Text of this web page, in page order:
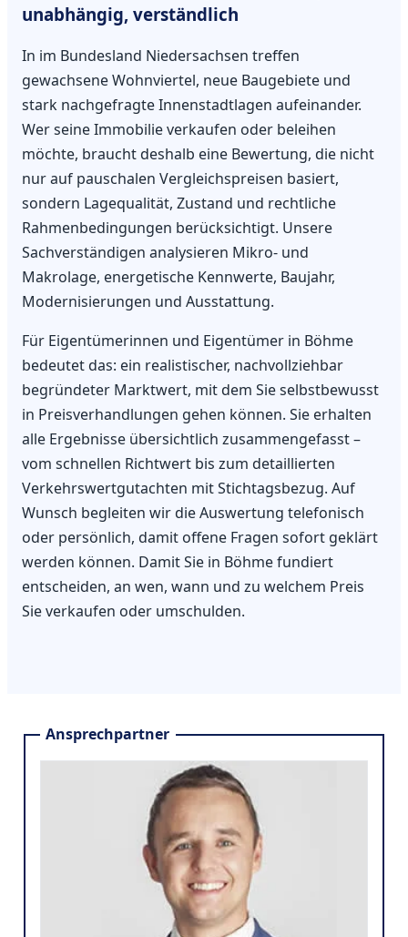
unabhängig, verständlich
In im Bundesland Niedersachsen treffen
gewachsene Wohnviertel, neue Baugebiete und
stark nachgefragte Innenstadtlagen aufeinander.
Wer seine Immobilie verkaufen oder beleihen
möchte, braucht deshalb eine Bewertung, die nicht
nur auf pauschalen Vergleichspreisen basiert,
sondern Lagequalität, Zustand und rechtliche
Rahmenbedingungen berücksichtigt. Unsere
Sachverständigen analysieren Mikro- und
Makrolage, energetische Kennwerte, Baujahr,
Modernisierungen und Ausstattung.
Für Eigentümerinnen und Eigentümer in Böhme
bedeutet das: ein realistischer, nachvollziehbar
begründeter Marktwert, mit dem Sie selbstbewusst
in Preisverhandlungen gehen können. Sie erhalten
alle Ergebnisse übersichtlich zusammengefasst –
vom schnellen Richtwert bis zum detaillierten
Verkehrswertgutachten mit Stichtagsbezug. Auf
Wunsch begleiten wir die Auswertung telefonisch
oder persönlich, damit offene Fragen sofort geklärt
werden können. Damit Sie in Böhme fundiert
entscheiden, an wen, wann und zu welchem Preis
Sie verkaufen oder umschulden.
Ansprechpartner